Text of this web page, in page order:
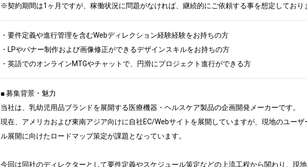
※契約期間は1ヶ月ですが、稼働状況に問題がなければ、継続的にご依頼する事を想定しており
・要件定義や進行管理を含むWebディレクション経験経験をお持ちの方
・LPやバナー制作および画像修正ができるデザインスキルをお持ちの方
・英語でのオンラインMTGやチャットで、円滑にプロジェクト進行ができる方
■ 募集背景・魅力
当社は、乳幼児用品ブランドを展開する医療機器・ヘルスケア製品の企画開発メーカーです。
現在、アメリカおよび東南アジア向けに自社EC/Webサイトを展開していますが、現地のユー
ル展開に向けたロードマップ策定が課題となっています。
今回は同社のディレクターとして要件定義やスケジュール策定などの上流工程から関わり、現